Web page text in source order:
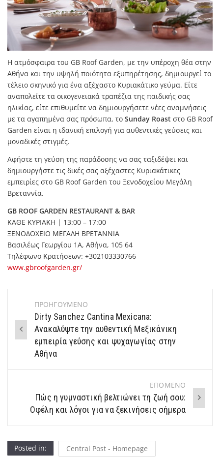
Η ατμόσφαιρα του GB Roof Garden, με την υπέροχη θέα στην
Αθήνα και την υψηλή ποιότητα εξυπηρέτησης, δημιουργεί το
τέλειο σκηνικό για ένα αξέχαστο Κυριακάτικο γεύμα. Είτε
αναπολείτε τα οικογενειακά τραπέζια της παιδικής σας
ηλικίας, είτε επιθυμείτε να δημιουργήσετε νέες αναμνήσεις
με τα αγαπημένα σας πρόσωπα, το Sunday Roast στο GB Roof
Garden είναι η ιδανική επιλογή για αυθεντικές γεύσεις και
μοναδικές στιγμές.
Αφήστε τη γεύση της παράδοσης να σας ταξιδέψει και
δημιουργήστε τις δικές σας αξέχαστες Κυριακάτικες
εμπειρίες στο GB Roof Garden του Ξενοδοχείου Μεγάλη
Βρεταννία.
GB ROOF GARDEN RESTAURANT & BAR
ΚΑΘΕ ΚΥΡΙΑΚΗ | 13:00 – 17:00
ΞΕΝΟΔΟΧΕΙΟ ΜΕΓΑΛΗ ΒΡΕΤΑΝΝΙΑ
Βασιλέως Γεωργίου 1Α, Αθήνα, 105 64
Τηλέφωνο Κρατήσεων: +302103330766
www.gbroofgarden.gr/
Post
navigation
ΠΡΟΗΓΟΥΜΕΝΟ
Dirty Sanchez Cantina Mexicana:
Ανακαλύψτε την αυθεντική Μεξικάνικη
εμπειρία γεύσης και ψυχαγωγίας στην
Αθήνα
ΕΠΟΜΕΝΟ
Πώς η γυμναστική βελτιώνει τη ζωή σου:
Οφέλη και λόγοι για να ξεκινήσεις σήμερα
Posted in: Central Post - Homepage